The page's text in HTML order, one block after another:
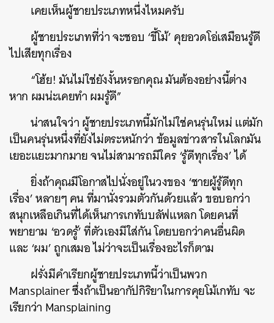
เคยเห็นผู้ชายประเภทหนึ่งไหมครับ
ผู้ชายประเภทที่ว่า จะชอบ ‘ขี้โม้’ คุยอวดโอ่เสมือนรู้ดี
ไปเสียทุกเรื่อง
“โฮ้ย! มันไม่ใช่ยังงั้นหรอกคุณ มันต้องอย่างนี้ต่าง
หาก ผมน่ะเคยทำ ผมรู้ดี”
น่าสนใจว่า ผู้ชายประเภทนี้มักไม่ใช่คนรุ่นใหม่ แต่มัก
เป็นคนรุ่นหนึ่งที่ยังไม่ตระหนักว่า ข้อมูลข่าวสารในโลกมัน
เยอะแยะมากมาย จนไม่สามารถมีใคร ‘รู้ดีทุกเรื่อง’ ได้
ยิ่งถ้าคุณมีโอกาสไปนั่งอยู่ในวงของ ‘ชายผู้รู้ดีทุก
เรื่อง’ หลายๆ คน ที่มานั่งรวมตัวกันด้วยแล้ว ขอบอกว่า
สนุกเหลือเกินที่ได้เห็นการเกทับบลัฟแหลก โดยคนที่
พยายาม ‘อวดรู้’ ที่ตัวเองมีใส่กัน โดยบอกว่าคนอื่นผิด
และ ‘ผม’ ถูกเสมอ ไม่ว่าจะเป็นเรื่องอะไรก็ตาม
ฝรั่งมีคำเรียกผู้ชายประเภทนี้ว่าเป็นพวก
Mansplainer ซึ่งถ้าเป็นอากัปกิริยาในการคุยโม้เกทับ จะ
เรียกว่า Mansplaining